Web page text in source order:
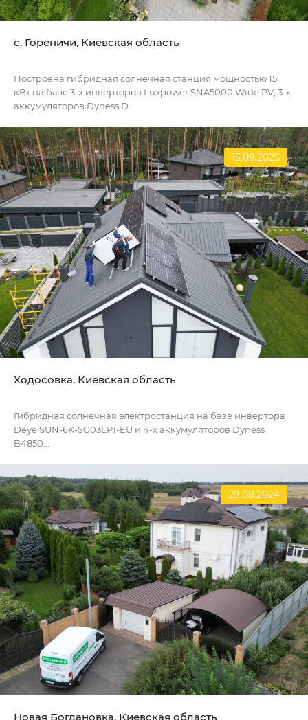
c. Гореничи, Киевская область
Построена гибридная солнечная станция мощностью 15
кВт на базе 3-х инверторов Luxpower SNA5000 Wide PV, 3-х
аккумуляторов Dyness D..
15.09.2025
Ходосовка, Киевская область
Гибридная солнечная электростанция на базе инвертора
Deye SUN-6K-SG03LP1-EU и 4-х аккумуляторов Dyness
B4850...
29.08.2024
Новая Богдановка, Киевская область